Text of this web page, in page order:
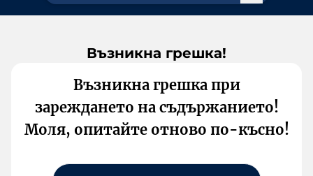
Възникна грешка!
Възникна грешка при
зареждането на съдържанието!
Моля, опитайте отново по-късно!